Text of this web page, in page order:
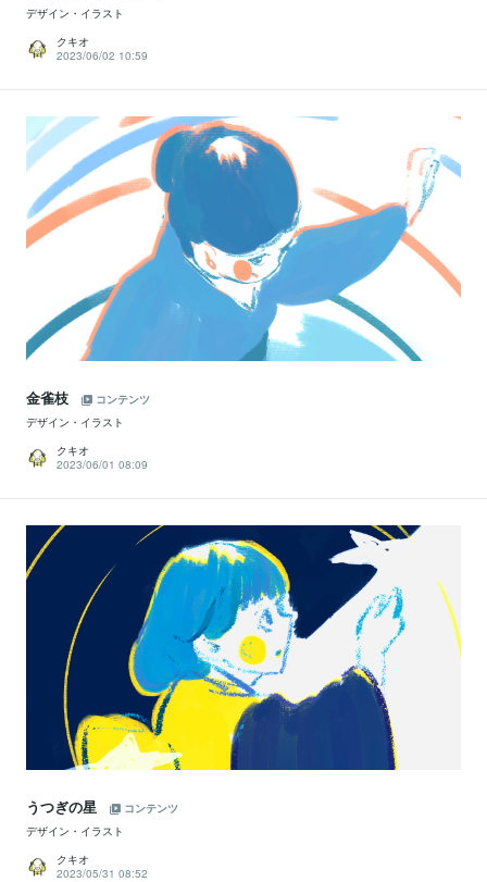
デザイン・イラスト
クキオ
2023/06/02 10:59
金雀枝
コンテンツ
デザイン・イラスト
クキオ
2023/06/01 08:09
うつぎの星
コンテンツ
デザイン・イラスト
クキオ
2023/05/31 08:52